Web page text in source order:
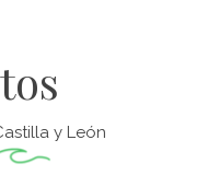
y León